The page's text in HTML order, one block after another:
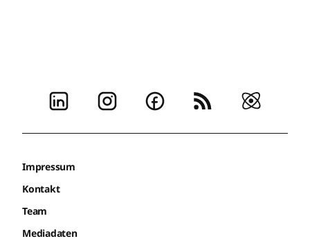
Impressum
Kontakt
Team
Mediadaten